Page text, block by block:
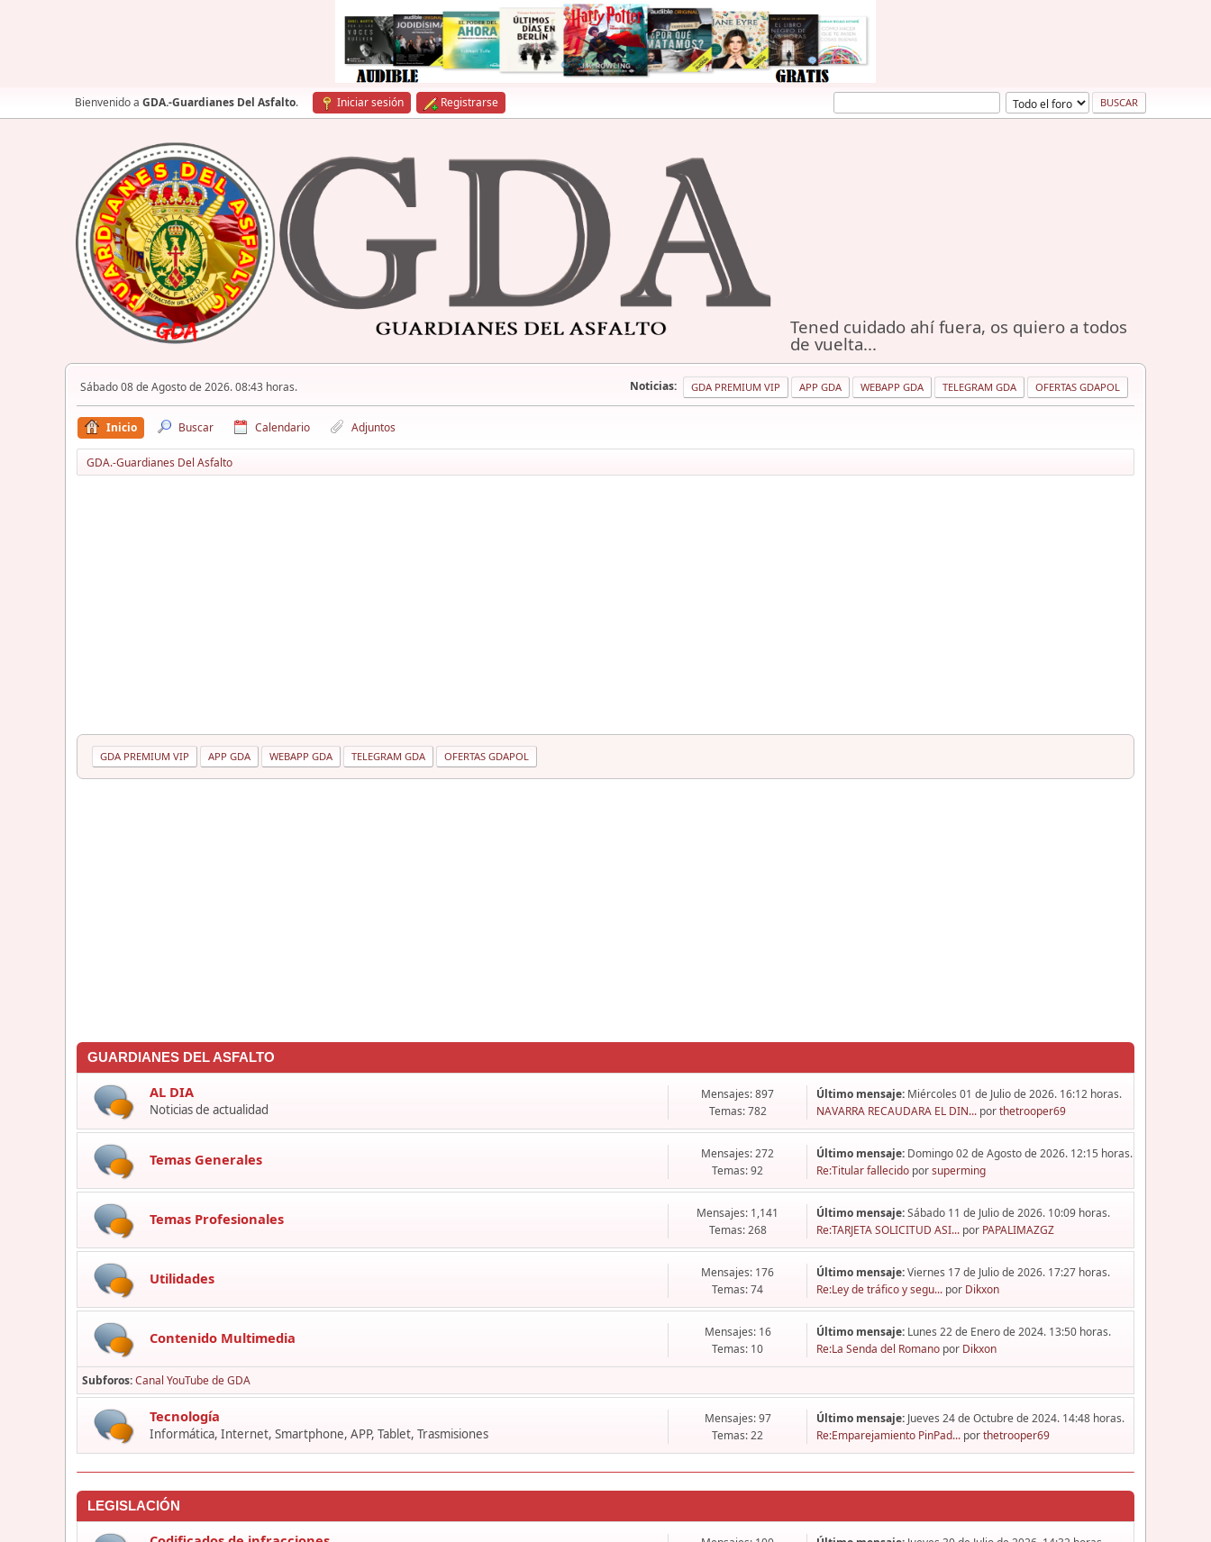
Bienvenido a GDA.-Guardianes Del Asfalto. Iniciar sesión Registrarse
Tened cuidado ahí fuera, os quiero a todos
de vuelta...
Sábado 08 de Agosto de 2026. 08:43 horas. Noticias: GDA PREMIUM VIP APP GDA WEBAPP GDA TELEGRAM GDA OFERTAS GDAPOL
Inicio Buscar Calendario Adjuntos
GDA.-Guardianes Del Asfalto
GDA PREMIUM VIP APP GDA WEBAPP GDA TELEGRAM GDA OFERTAS GDAPOL
GUARDIANES DEL ASFALTO
AL DIA
Noticias de actualidad
Mensajes: 897
Temas: 782
Último mensaje: Miércoles 01 de Julio de 2026. 16:12 horas.
NAVARRA RECAUDARA EL DIN... porthetrooper69
Temas Generales
Mensajes: 272
Temas: 92
Último mensaje: Domingo 02 de Agosto de 2026. 12:15 horas.
Re:Titular fallecido porsuperming
Temas Profesionales
Mensajes: 1,141
Temas: 268
Último mensaje:Sábado 11 de Julio de 2026. 10:09 horas.
Re:TARJETA SOLICITUD ASI... por PAPALIMAZGZ
Utilidades
Mensajes: 176
Temas: 74
Último mensaje:Viernes 17 de Julio de 2026. 17:27 horas.
Re:Ley de tráfico y segu... por Dikxon
Contenido Multimedia
Mensajes: 16
Temas: 10
Último mensaje: Lunes 22 de Enero de 2024. 13:50 horas.
Re:La Senda del Romano por Dikxon
Subforos Canal YouTube de GDA
Tecnología
Informática, Internet, Smartphone, APP, Tablet, Trasmisiones
Mensajes: 97
Temas: 22
Último mensaje: Jueves 24 de Octubre de 2024. 14:48 horas.
Re:Emparejamiento PinPad... porthetrooper69
LEGISLACIÓN